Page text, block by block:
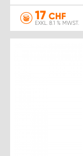
17 CHF
EXKL. 8.1 % MWST.